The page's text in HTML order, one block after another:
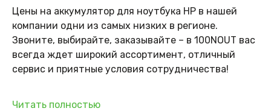
Цены на аккумулятор для ноутбука HP в нашей
компании одни из самых низких в регионе.
Звоните, выбирайте, заказывайте – в 100NOUT вас
всегда ждет широкий ассортимент, отличный
сервис и приятные условия сотрудничества!
Читать полностью